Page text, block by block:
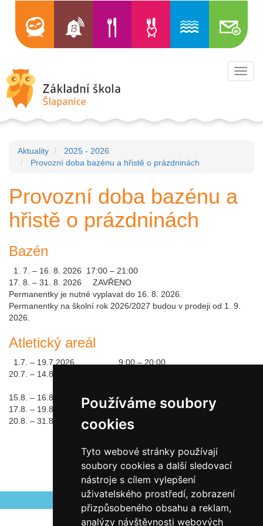
Používáme soubory
cookies
Tyto webové stránky používají
soubory cookies a další sledovací
nástroje s cílem vylepšení
uživatelského prostředí, zobrazení
přizpůsobeného obsahu a reklam,
analýzy návštěvnosti webových
Aktuality
2025 - 2026
Provozní doba bazénu a hřistě o prázdninách
Provozní doba bazénu a
hřistě o prázdninách
Bazén
1. 7. – 16. 8. 2026
17:00 – 21:00
17. 8. – 31. 8. 2026
ZAVŘENO
Permanentky je nutné vyplavat do 16. 8. 2026.
Permanentky na školní rok 2026/2027 budou v prodeji od 1. 9.
2026.
Atletický areál
1.7. – 19.7.2026
9:00 – 20:00
20.7. – 14.8.2026
15.8. – 16.8.2026
9:00 – 20:00
17.8. – 19.8.2026
ZAVŘENO
20.8. – 31.8.2026
9:00 – 20:00
Autor Antonín Šerý Zveřejněno 09.06.2026